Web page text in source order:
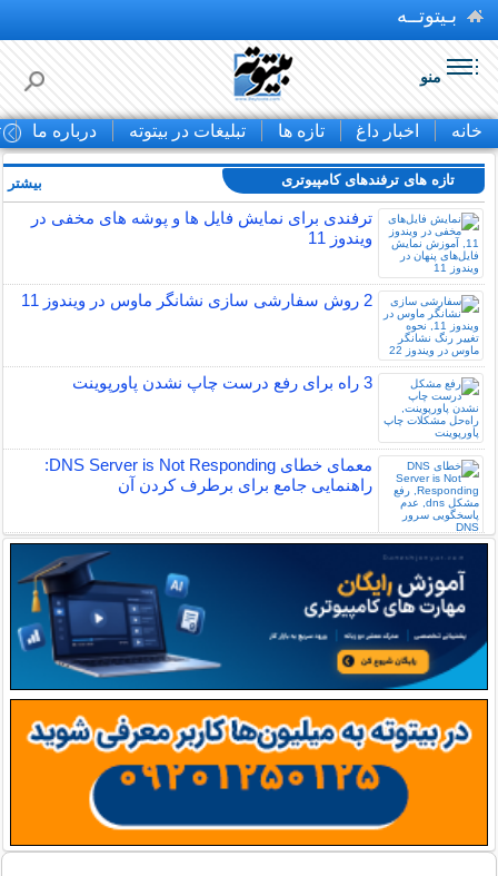
بـیتوتــه
منو
خانه اخبار داغ تازه ها تبلیغات در بیتوته درباره ما
تازه های ترفندهای کامپیوتری
ترفندی برای نمایش فایل ها و پوشه های مخفی در
ویندوز 11
2 روش سفارشی سازی نشانگر ماوس در ویندوز 11
3 راه برای رفع درست چاپ نشدن پاورپوینت
معمای خطای DNS Server is Not Responding:
راهنمایی جامع برای برطرف کردن آن
بیشتر